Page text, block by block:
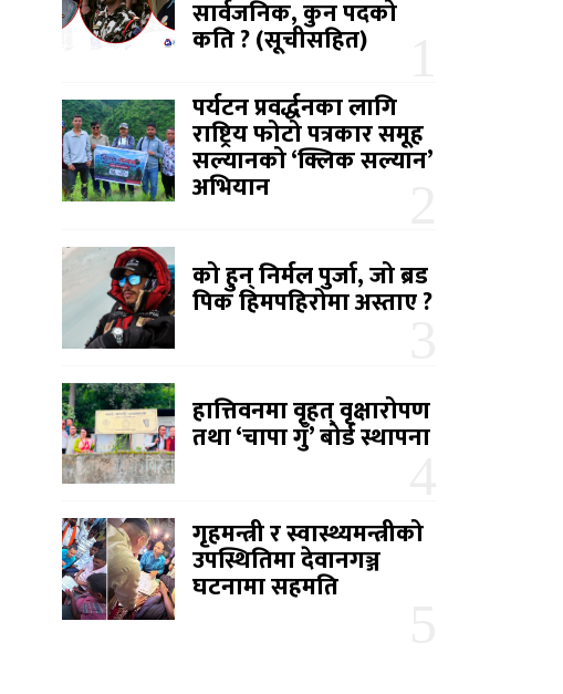
सार्वजनिक, कुन पदको
कति ? (सूचीसहित)
पर्यटन प्रवर्द्धनका लागि
राष्ट्रिय फोटो पत्रकार समूह
सल्यानको ‘क्लिक सल्यान’
अभियान
को हुन् निर्मल पुर्जा, जो ब्रड
पिक हिमपहिरोमा अस्ताए ?
हात्तिवनमा वृहत् वृक्षारोपण
तथा ‘चापा गुँ’ बोर्ड स्थापना
गृहमन्त्री र स्वास्थ्यमन्त्रीको
उपस्थितिमा देवानगञ्ज
घटनामा सहमति